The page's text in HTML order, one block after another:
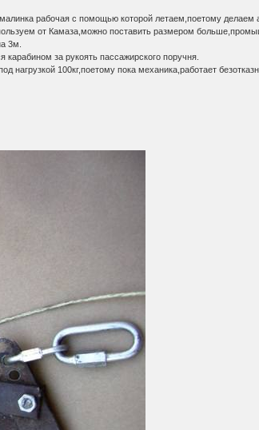
рабочая с помощью которой летаем,поетому делаем
от Камаза,можно поставить размером
3м.
за рукоять пассажирского поручня.
нагрузкой 100кг,поетому пока механика,работает